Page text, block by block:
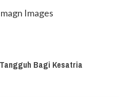
Images
Bagi Kesatria